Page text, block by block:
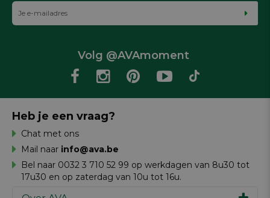
Volg @AVAmoment
Heb je een vraag?
Chat met ons
Mail naar info@ava.be
Bel naar 0032 3 710 52 99 op werkdagen van 8u30 tot
17u30 en op zaterdag van 10u tot 16u.